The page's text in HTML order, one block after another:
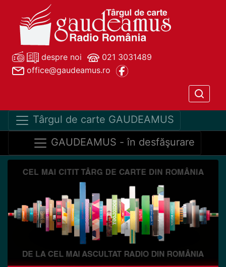
despre noi
021 3031489
office@gaudeamus.ro
Târgul de carte GAUDEAMUS
GAUDEAMUS - în desfăşurare